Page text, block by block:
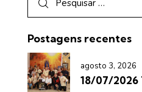
Postagens recentes
agosto 3, 2026
18/07/2026